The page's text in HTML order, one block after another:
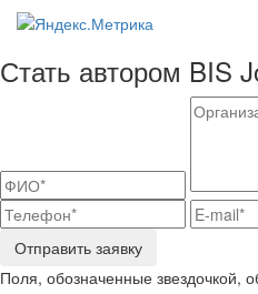
Стать автором BIS
Отправить заявку
Поля, обозначенные звездочкой,